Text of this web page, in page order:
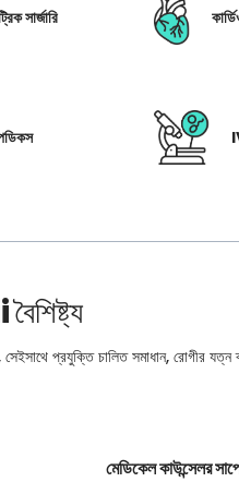
সার্জারি
বৈশিষ্ট্য
সেইসাথে প্রযুক্তি চালিত সমাধান, রোগীর যত্ন
মেডিকেল কাউন্সেলর